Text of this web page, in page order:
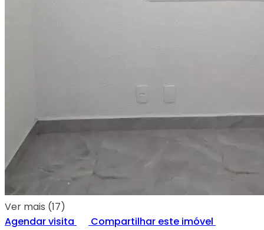
Ver mais (17)
Agendar visita
Compartilhar este imóvel